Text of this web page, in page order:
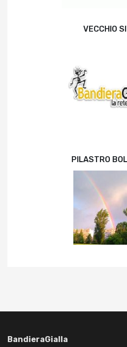
VECCHIO
PILASTRO
BandieraGialla